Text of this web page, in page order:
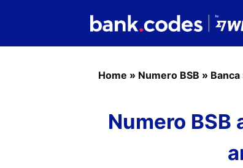
Home » Numero BSB » Banca
Numero